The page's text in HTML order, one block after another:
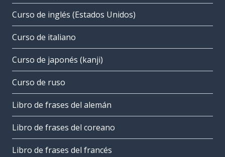
Curso de inglés (Estados Unidos)
Curso de italiano
Curso de japonés (kanji)
Curso de ruso
Libro de frases del alemán
Libro de frases del coreano
Libro de frases del francés